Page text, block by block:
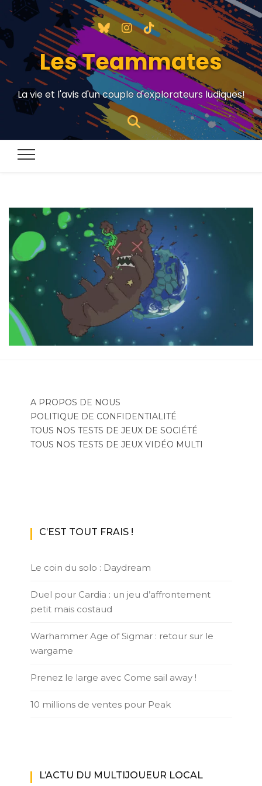
Les Teammates
La vie et l'avis d'un couple d'explorateurs ludiques!
A PROPOS DE NOUS
POLITIQUE DE CONFIDENTIALITÉ
TOUS NOS TESTS DE JEUX DE SOCIÉTÉ
TOUS NOS TESTS DE JEUX VIDÉO MULTI
C’EST TOUT FRAIS !
Le coin du solo : Daydream
Duel pour Cardia : un jeu d’affrontement
petit mais costaud
Warhammer Age of Sigmar : retour sur le
wargame
Prenez le large avec Come sail away !
10 millions de ventes pour Peak
L’ACTU DU MULTIJOUEUR LOCAL